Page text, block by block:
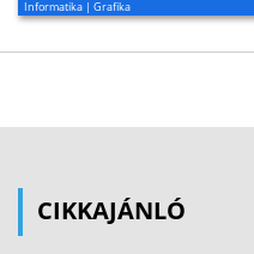
Informatika | Grafika
CIKKAJÁNLÓ